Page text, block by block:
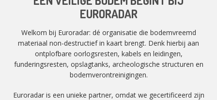
EURORADAR
Welkom bij Euroradar: dé organisatie die bodemvreemd
materiaal non-destructief in kaart brengt. Denk hierbij aan
ontplofbare oorlogsresten, kabels en leidingen,
funderingsresten, opslagtanks, archeologische structuren en
bodemverontreinigingen.
Euroradar is een unieke partner, omdat we gecertificeerd zijn